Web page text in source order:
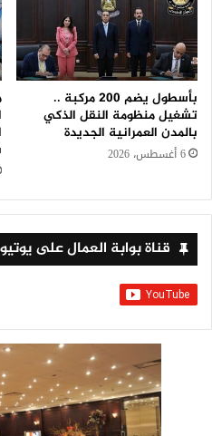
بأسطول يضم 200 مركبة ..
تشغيل منظومة النقل الذكي
بالمدن العمرانية الجديدة
6 أغسطس، 2026
قناة بوابة العمال على